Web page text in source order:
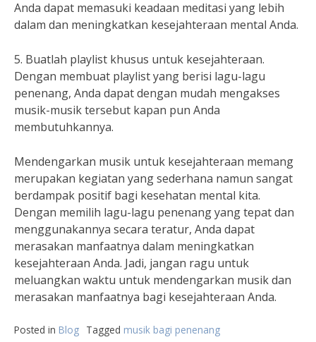
Anda dapat memasuki keadaan meditasi yang lebih
dalam dan meningkatkan kesejahteraan mental Anda.
5. Buatlah playlist khusus untuk kesejahteraan.
Dengan membuat playlist yang berisi lagu-lagu
penenang, Anda dapat dengan mudah mengakses
musik-musik tersebut kapan pun Anda
membutuhkannya.
Mendengarkan musik untuk kesejahteraan memang
merupakan kegiatan yang sederhana namun sangat
berdampak positif bagi kesehatan mental kita.
Dengan memilih lagu-lagu penenang yang tepat dan
menggunakannya secara teratur, Anda dapat
merasakan manfaatnya dalam meningkatkan
kesejahteraan Anda. Jadi, jangan ragu untuk
meluangkan waktu untuk mendengarkan musik dan
merasakan manfaatnya bagi kesejahteraan Anda.
Posted in Blog Tagged musik bagi penenang